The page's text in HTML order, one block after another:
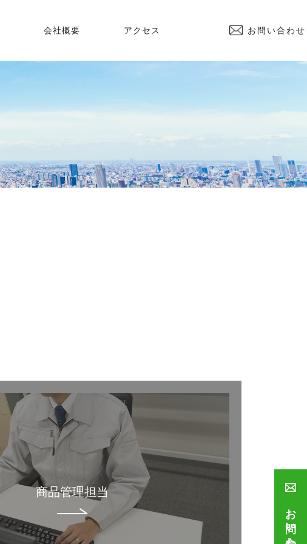
会社概要 アクセス お問い合わせ
商品管理担当
お問い合わせ